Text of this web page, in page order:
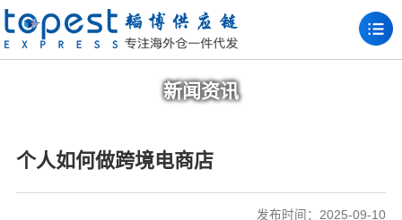
新闻资讯
个人如何做跨境电商店
发布时间：2025-09-10